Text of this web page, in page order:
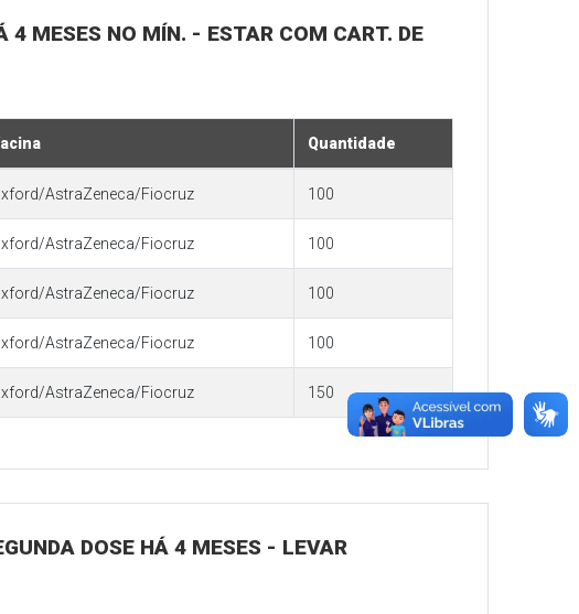
4 MESES NO MÍN. - ESTAR COM CART. DE
Quantidade
AstraZeneca/Fiocruz 100
AstraZeneca/Fiocruz 100
AstraZeneca/Fiocruz 100
AstraZeneca/Fiocruz 100
AstraZeneca/Fiocruz 150
DOSE HÁ 4 MESES - LEVAR